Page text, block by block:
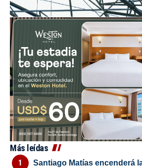
Más leídas
Santiago Matías encenderá